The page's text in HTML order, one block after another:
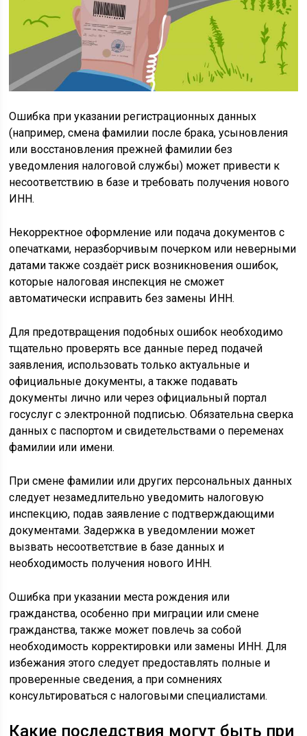
Ошибка при указании регистрационных данных
(например, смена фамилии после брака, усыновления
или восстановления прежней фамилии без
уведомления налоговой службы) может привести к
несоответствию в базе и требовать получения нового
ИНН.
Некорректное оформление или подача документов с
опечатками, неразборчивым почерком или неверными
датами также создаёт риск возникновения ошибок,
которые налоговая инспекция не сможет
автоматически исправить без замены ИНН.
Для предотвращения подобных ошибок необходимо
тщательно проверять все данные перед подачей
заявления, использовать только актуальные и
официальные документы, а также подавать
документы лично или через официальный портал
госуслуг с электронной подписью. Обязательна сверка
данных с паспортом и свидетельствами о переменах
фамилии или имени.
При смене фамилии или других персональных данных
следует незамедлительно уведомить налоговую
инспекцию, подав заявление с подтверждающими
документами. Задержка в уведомлении может
вызвать несоответствие в базе данных и
необходимость получения нового ИНН.
Ошибка при указании места рождения или
гражданства, особенно при миграции или смене
гражданства, также может повлечь за собой
необходимость корректировки или замены ИНН. Для
избежания этого следует предоставлять полные и
проверенные сведения, а при сомнениях
консультироваться с налоговыми специалистами.
Какие последствия могут быть при